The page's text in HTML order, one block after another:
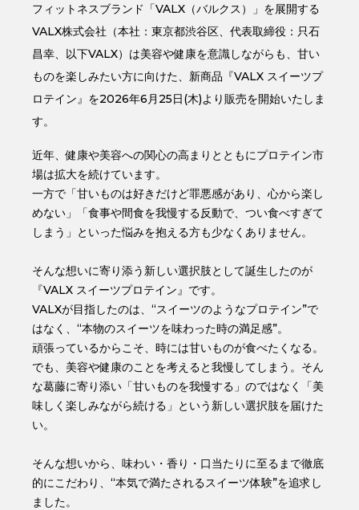
フィットネスブランド「VALX（バルクス）」を展開する
VALX株式会社（本社：東京都渋谷区、代表取締役：只石
昌幸、以下VALX）は美容や健康を意識しながらも、甘い
ものを楽しみたい方に向けた、新商品『VALX スイーツプ
ロテイン』を2026年6月25日(木)より販売を開始いたしま
す。
近年、健康や美容への関心の高まりとともにプロテイン市
場は拡大を続けています。
一方で「甘いものは好きだけど罪悪感があり、心から楽し
めない」「食事や間食を我慢する反動で、つい食べすぎて
しまう」といった悩みを抱える方も少なくありません。
そんな想いに寄り添う新しい選択肢として誕生したのが
『VALX スイーツプロテイン』です。
VALXが目指したのは、“スイーツのようなプロテイン”で
はなく、“本物のスイーツを味わった時の満足感”。
頑張っているからこそ、時には甘いものが食べたくなる。
でも、美容や健康のことを考えると我慢してしまう。そん
な葛藤に寄り添い「甘いものを我慢する」のではなく「美
味しく楽しみながら続ける」という新しい選択肢を届けた
い。
そんな想いから、味わい・香り・口当たりに至るまで徹底
的にこだわり、“本気で満たされるスイーツ体験”を追求し
ました。